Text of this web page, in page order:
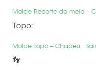
Molde Recorte do meio –
Topo:
Molde Topo – Chapéu
👣